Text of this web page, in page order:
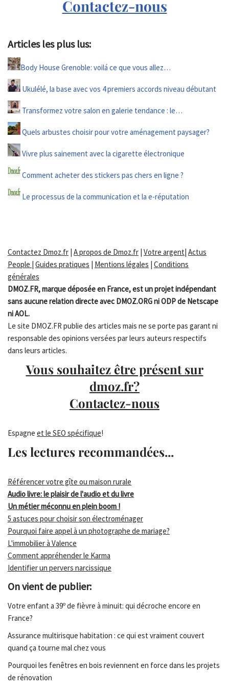
Contactez-nous
Articles les plus lus:
Body House Grenoble: voilá ce que vous allez…
Ukulélé, la base avec vos 4 premiers accords niveau débutant
Transformez votre salon en galerie tendance : le…
Quels arbustes choisir pour votre aménagement paysager?
Vivre plus sainement avec la cigarette électronique
Comment acheter des stickers pas chers en ligne ?
Le processus de la communication et la e-réputation
Contactez Dmoz.fr | A propos de Dmoz.fr | Votre argent| Actus
People | Guides pratiques | Mentions légales | Conditions
générales
DMOZ.FR, marque déposée en France, est un projet indépendant
sans aucune relation directe avec DMOZ.ORG ni ODP de Netscape
ni AOL.
Le site DMOZ.FR publie des articles mais ne se porte pas garant ni
responsable des opinions versées par leurs auteurs respectifs
dans leurs articles.
Vous souhaitez être présent sur
dmoz.fr?
Contactez-nous
Espagne et le SEO spécifique!
Les lectures recommandées...
Référencer votre gîte ou maison rurale
Audio livre: le plaisir de l'audio et du livre
Un métier méconnu en plein boom !
5 astuces pour choisir son électroménager
Pourquoi faire appel à un photographe de mariage?
L'immobilier à Valence
Comment appréhender le Karma
Identifier un pervers narcissique
On vient de publier:
Votre enfant a 39º de fièvre à minuit: qui décroche encore en
France?
Assurance multirisque habitation : ce qui est vraiment couvert
quand ça tourne mal chez vous
Pourquoi les fenêtres en bois reviennent en force dans les projets
de rénovation